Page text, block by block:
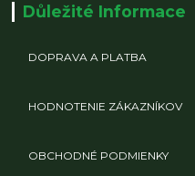
Důležité Informace
DOPRAVA A PLATBA
HODNOTENIE ZÁKAZNÍKOV
OBCHODNÉ PODMIENKY